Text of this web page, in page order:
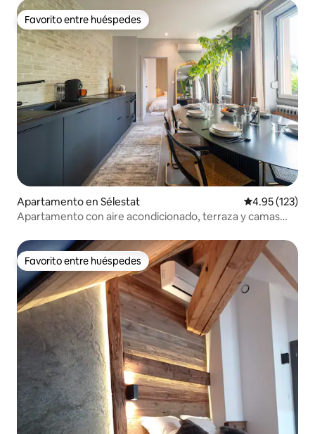
Favorito entre huéspedes
Favorito entre huéspedes
Apartamento en Sélestat Calificación
4.95 (123)
Apartamento con aire acondicionado, terraza y camas
Favorito entre huéspedes
Favorito entre huéspedes